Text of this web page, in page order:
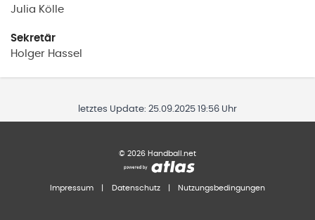
Julia Kölle
Sekretär
Holger Hassel
letztes Update: 25.09.2025 19:56 Uhr
© 2026 Handball.net
Impressum Datenschutz Nutzungsbedingungen